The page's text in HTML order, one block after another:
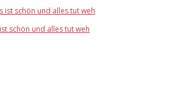
ist schön und alles tut weh
schön und alles tut weh